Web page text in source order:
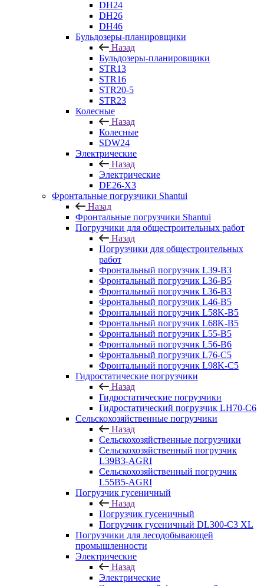
DH24
DH26
DH46
Бульдозеры-планировщики
Назад
Бульдозеры-планировщики
STR13
STR16
STR20-5
STR23
Колесные
Назад
Колесные
SDW24
Электрические
Назад
Электрические
DE26-X3
Фронтальные погрузчики Shantui
Назад
Фронтальные погрузчики Shantui
Погрузчики для общестроительных работ
Назад
Погрузчики для общестроительных
работ
Фронтальный погрузчик L39-B3
Фронтальный погрузчик L36-B5
Фронтальный погрузчик L36-B3
Фронтальный погрузчик L46-B5
Фронтальный погрузчик L58K-B5
Фронтальный погрузчик L68K-B5
Фронтальный погрузчик L55-B5
Фронтальный погрузчик L56-B6
Фронтальный погрузчик L76-С5
Фронтальный погрузчик L98K-C5
Гидростатические погрузчики
Назад
Гидростатические погрузчики
Гидростатический погрузчик LH70-C6
Сельскохозяйственные погрузчики
Назад
Сельскохозяйственные погрузчики
Сельскохозяйственный погрузчик
L39B3-AGRI
Сельскохозяйственный погрузчик
L55B5-AGRI
Погрузчик гусеничный
Назад
Погрузчик гусеничный
Погрузчик гусеничный DL300-C3 XL
Погрузчики для лесодобывающей
промышленности
Электрические
Назад
Электрические